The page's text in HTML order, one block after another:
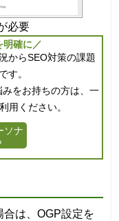
必要
明確に／
からSEO対策の課題
す。
みをお持ちの方は、一
用ください。
ソナ
は、OGP設定を